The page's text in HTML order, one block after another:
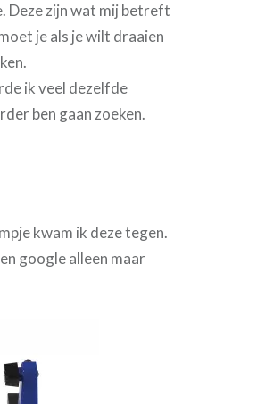
Deze zijn wat mij betreft
je als je wilt draaien
ik veel dezelfde
ben gaan zoeken.
kwam ik deze tegen.
google alleen maar